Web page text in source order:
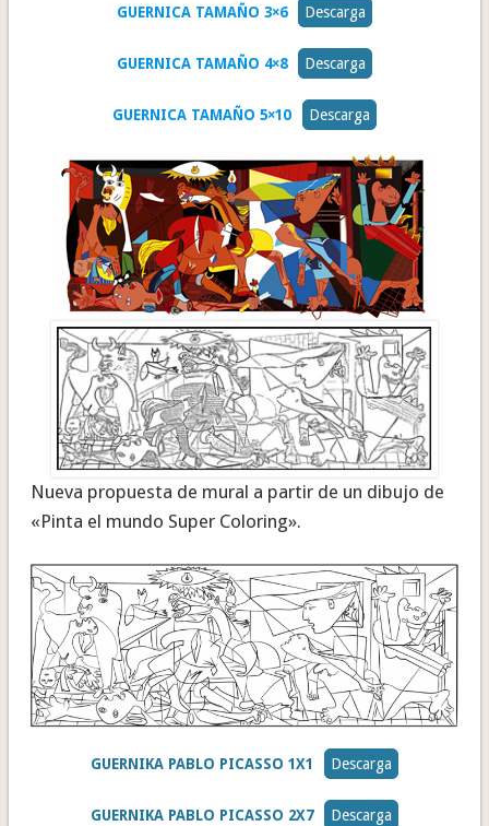
GUERNICA TAMAÑO 3×6 Descarga
GUERNICA TAMAÑO 4×8 Descarga
GUERNICA TAMAÑO 5×10 Descarga
Nueva propuesta de mural a partir de un dibujo de
«Pinta el mundo Super Coloring».
GUERNIKA PABLO PICASSO 1X1 Descarga
GUERNIKA PABLO PICASSO 2X7 Descarga